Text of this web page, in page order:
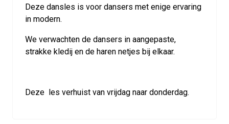
Deze dansles is voor dansers met enige ervaring
in modern.
We verwachten de dansers in aangepaste,
strakke kledij en de haren netjes bij elkaar.
Deze les verhuist van vrijdag naar donderdag.